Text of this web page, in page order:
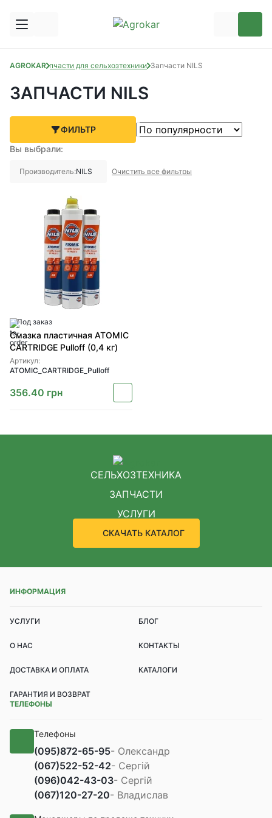
AGROKARЗапчасти для сельхозтехники Запчасти NILS
ЗАПЧАСТИ NILS
ФИЛЬТР
Вы выбрали:
Производитель:NILS Очистить все фильтры
Под заказ
Смазка пластичная ATOMIC
CARTRIDGE Pulloff (0,4 кг)
Артикул:
ATOMIC_CARTRIDGE_Pulloff
356.40 грн
СЕЛЬХОЗТЕХНИКА
ЗАПЧАСТИ
УСЛУГИ
СКАЧАТЬ КАТАЛОГ
ИНФОРМАЦИЯ
УСЛУГИ БЛОГ
О НАС КОНТАКТЫ
ДОСТАВКА И ОПЛАТА КАТАЛОГИ
ГАРАНТИЯ И ВОЗВРАТ
ТЕЛЕФОНЫ
Телефоны
(095)872-65-95- Олександр
(067)522-52-42- Сергій
(096)042-43-03- Сергій
(067)120-27-20- Владислав